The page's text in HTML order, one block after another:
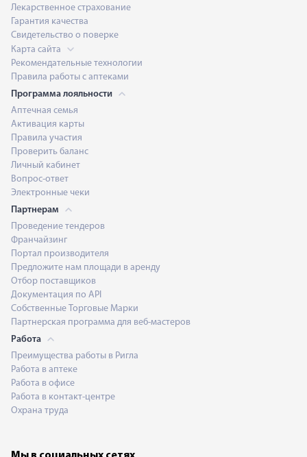
Лекарственное страхование
Гарантия качества
Свидетельство о поверке
Карта сайта
Рекомендательные технологии
Правила работы с аптеками
Программа лояльности
Аптечная семья
Активация карты
Правила участия
Проверить баланс
Личный кабинет
Вопрос-ответ
Электронные чеки
Партнерам
Проведение тендеров
Франчайзинг
Портал производителя
Предложите нам площади в аренду
Отбор поставщиков
Документация по API
Собственные Торговые Марки
Партнерская программа для веб-мастеров
Работа
Преимущества работы в Ригла
Работа в аптеке
Работа в офисе
Работа в контакт-центре
Охрана труда